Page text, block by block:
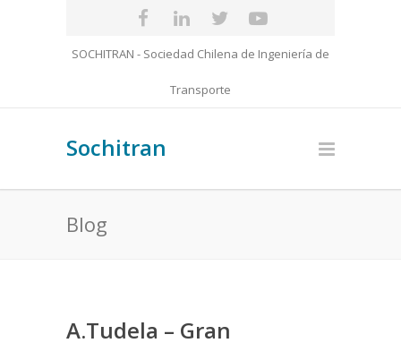
SOCHITRAN - Sociedad Chilena de Ingeniería de
Transporte
Sochitran
Blog
A.Tudela – Gran